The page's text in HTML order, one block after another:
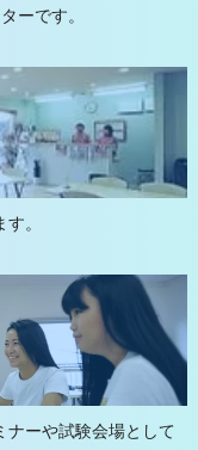
ーです。
。
ナーや試験会場として